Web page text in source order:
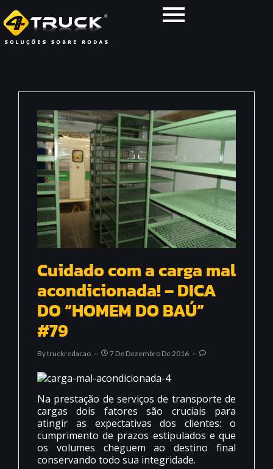
Cuidado com a carga mal
acondicionada! – DICA
DO “HOMEM DO BAÚ”
#79
ByTruckredacao 7 De Dezembro De 2016
Na prestação de serviços de transporte de
cargas dois fatores são cruciais para
atingir as expectativas dos clientes: o
cumprimento de prazos estipulados e que
os volumes cheguem ao destino final
conservando todo sua integridade.